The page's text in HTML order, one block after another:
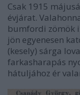
Csak 1915
évjárat.
bumfordi zömök
jön egyenesen
(kesely) sárga
farkasharapás
hátuljához ér